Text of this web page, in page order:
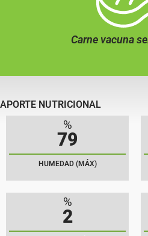
Carne vacuna
APORTE NUTRICIONAL
%
79
HUMEDAD (MÁX)
%
2